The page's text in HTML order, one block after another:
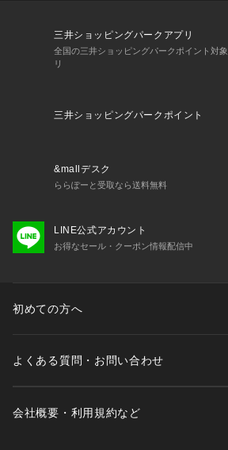
三井ショッピングパークアプリ
全国の三井ショッピングパークポイント対
リ
三井ショッピングパークポイント
&mallデスク
ららぽーと受取なら送料無料
LINE公式アカウント
お得なセール・クーポン情報配信中
初めての方へ
よくある質問・お問い合わせ
会社概要・利用規約など